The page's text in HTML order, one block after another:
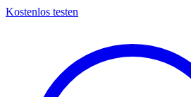
Kostenlos testen